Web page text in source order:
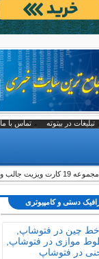
تبلیغات در بیتوته تماس با ما
مجموعه 19 کارت ویزیت جالب و خنده دار
دستی و کامپیوتری